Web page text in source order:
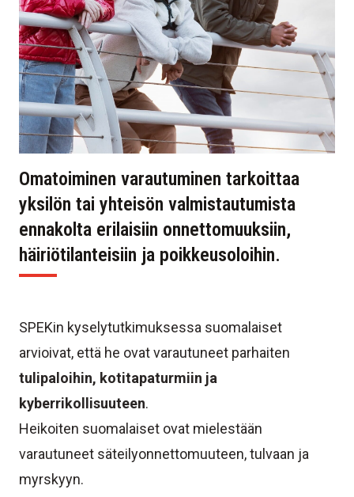
Omatoiminen varautuminen tarkoittaa
yksilön tai yhteisön valmistautumista
ennakolta erilaisiin onnettomuuksiin,
häiriötilanteisiin ja poikkeusoloihin.
SPEKin kyselytutkimuksessa suomalaiset
arvioivat, että he ovat varautuneet parhaiten
tulipaloihin, kotitapaturmiin ja
kyberrikollisuuteen.
Heikoiten suomalaiset ovat mielestään
varautuneet säteilyonnettomuuteen, tulvaan ja
myrskyyn.